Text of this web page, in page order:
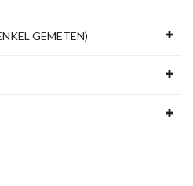
GEMETEN)